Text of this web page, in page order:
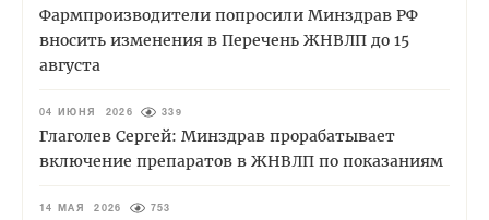
Фармпроизводители попросили Минздрав РФ
вносить изменения в Перечень ЖНВЛП до 15
августа
04 ИЮНЯ 2026 339
Глаголев Сергей: Минздрав прорабатывает
включение препаратов в ЖНВЛП по показаниям
14 МАЯ 2026 753